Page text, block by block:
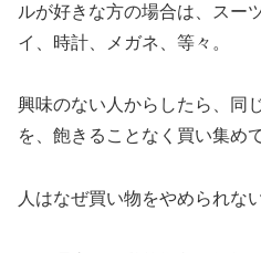
ルが好きな方の場合は、スー
イ、時計、メガネ、等々。
興味のない人からしたら、同
を、飽きることなく買い集め
人はなぜ買い物をやめられな